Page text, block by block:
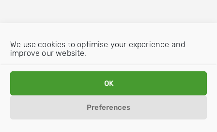
We use cookies to optimise your experience and
improve our website.
OK
Preferences